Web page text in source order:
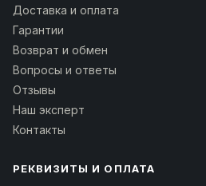
Доставка и оплата
Гарантии
Возврат и обмен
Вопросы и ответы
Отзывы
Наш эксперт
Контакты
РЕКВИЗИТЫ И ОПЛАТА